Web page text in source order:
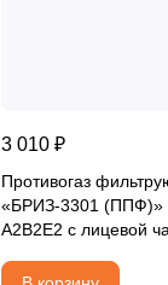
3 010 ₽
Противогаз
«БРИЗ-3301 (ППФ)»
A2B2E2 с лицевой